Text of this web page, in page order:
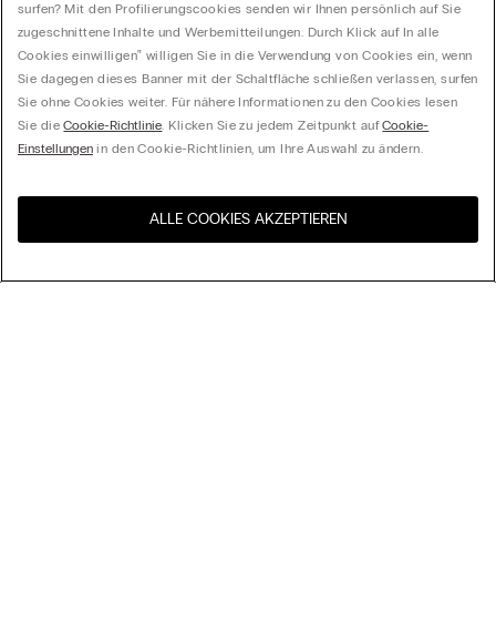
United States
surfen? Mit den Profilierungscookies senden wir Ihnen persönlich auf Sie
zugeschnittene Inhalte und Werbemitteilungen. Durch Klick auf In alle
Cookies einwilligen‟ willigen Sie in die Verwendung von Cookies ein, wenn
Sie dagegen dieses Banner mit der Schaltfläche schließen verlassen, surfen
Sie ohne Cookies weiter. Für nähere Informationen zu den Cookies lesen
Sie dieCookie-Richtlinie. Klicken Sie zu jedem Zeitpunkt aufCookie-
Einstellungen in den Cookie-Richtlinien, um Ihre Auswahl zu ändern.
ALLE COOKIES AKZEPTIEREN